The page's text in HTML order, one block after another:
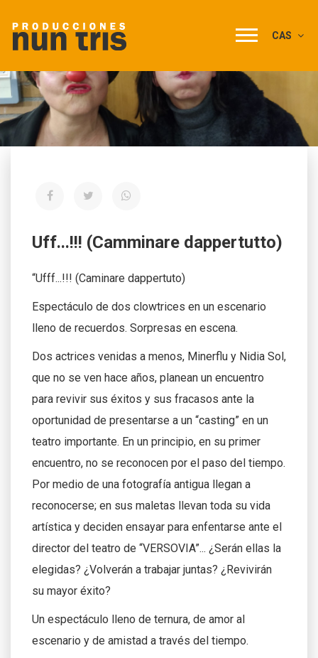
CAS
Uff...!!! (Camminare dappertutto)
“Ufff...!!! (Caminare dappertuto)
Espectáculo de dos clowtrices en un escenario
lleno de recuerdos. Sorpresas en escena.
Dos actrices venidas a menos, Minerflu y Nidia Sol,
que no se ven hace años, planean un encuentro
para revivir sus éxitos y sus fracasos ante la
oportunidad de presentarse a un “casting” en un
teatro importante. En un principio, en su primer
encuentro, no se reconocen por el paso del tiempo.
Por medio de una fotografía antigua llegan a
reconocerse; en sus maletas llevan toda su vida
artística y deciden ensayar para enfentarse ante el
director del teatro de “VERSOVIA”... ¿Serán ellas la
elegidas? ¿Volverán a trabajar juntas? ¿Revivirán
su mayor éxito?
Un espectáculo lleno de ternura, de amor al
escenario y de amistad a través del tiempo.